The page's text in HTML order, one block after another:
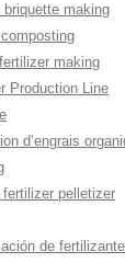
making
making
Production Line
d’engrais
pelletizer
de